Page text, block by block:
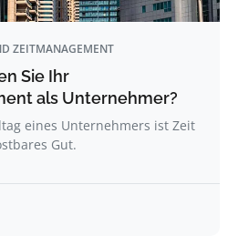
ZEITMANAGEMENT
Sie Ihr
als Unternehmer?
eines Unternehmers ist Zeit
Gut.